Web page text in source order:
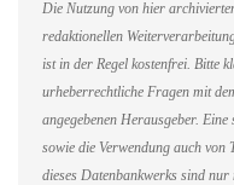
Die Nutzung von hier
redaktionellen
ist in der Regel kostenfrei. Bitte
urheberrechtliche Fragen mit
angegebenen Herausgeber.
sowie die Verwendung auch von
dieses Datenbankwerks sind